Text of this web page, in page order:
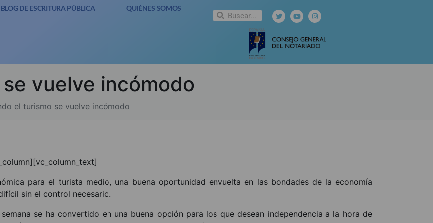
BLOG DE ESCRITURA PÚBLICA QUIÉNES SOMOS
vuelve incómodo
el turismo se vuelve incómodo
para el turista medio, una buena oportunidad envuelta en las bondades de la economía
sin el control necesario.
se ha convertido en una buena opción para los que desean independencia a la hora de